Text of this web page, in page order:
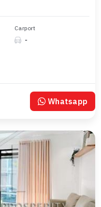
Carport
-
Whatsapp